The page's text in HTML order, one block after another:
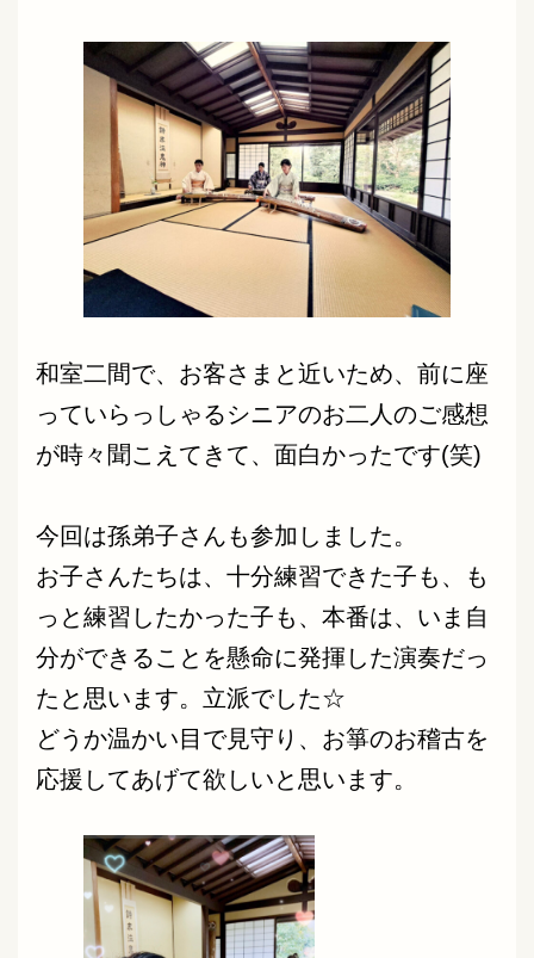
和室二間で、お客さまと近いため、前に座
っていらっしゃるシニアのお二人のご感想
が時々聞こえてきて、面白かったです(笑)
今回は孫弟子さんも参加しました。
お子さんたちは、十分練習できた子も、も
っと練習したかった子も、本番は、いま自
分ができることを懸命に発揮した演奏だっ
たと思います。立派でした☆
どうか温かい目で見守り、お箏のお稽古を
応援してあげて欲しいと思います。